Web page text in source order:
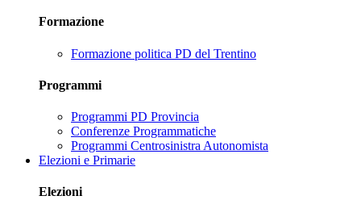
Formazione
Formazione politica PD del Trentino
Programmi
Programmi PD Provincia
Conferenze Programmatiche
Programmi Centrosinistra Autonomista
Elezioni e Primarie
Elezioni